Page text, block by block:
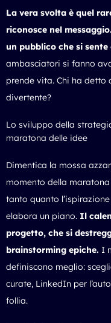
La vera svolta è quel
riconosce nel
un pubblico che si sente
ambasciatori si fanno
prende vita. Chi ha detto
divertente?
Lo sviluppo della
maratona delle idee
Dimentica la mossa
momento della
tanto quanto
elabora un piano. Il
progetto, che si
brainstorming epiche. I
definiscono meglio:
curate, LinkedIn per
follia.